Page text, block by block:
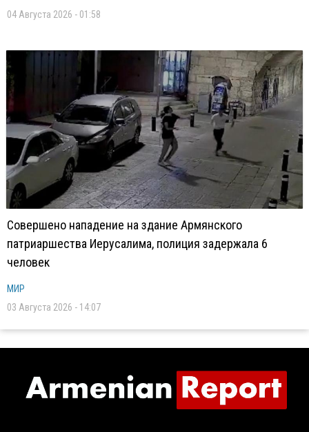
04 Августа 2026 - 01:58
Совершено нападение на здание Армянского
патриаршества Иерусалима, полиция задержала 6
человек
МИР
03 Августа 2026 - 14:07